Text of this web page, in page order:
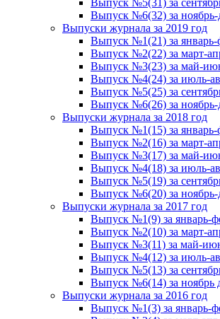
Выпуск №6(32) за ноябрь-
Выпуски журнала за 2019 год
Выпуск №1(21) за январь-
Выпуск №2(22) за март-
Выпуск №3(23) за май-
Выпуск №4(24) за июль-
Выпуск №5(25) за
Выпуск №6(26) за ноябрь-
Выпуски журнала за 2018 год
Выпуск №1(15) за январь-
Выпуск №2(16) за март-
Выпуск №3(17) за май-
Выпуск №4(18) за июль-
Выпуск №5(19) за
Выпуск №6(20) за ноябрь-
Выпуски журнала за 2017 год
Выпуск №1(9) за январь-
Выпуск №2(10) за март-
Выпуск №3(11) за май-
Выпуск №4(12) за июль-
Выпуск №5(13) за
Выпуск №6(14) за ноябрь
Выпуски журнала за 2016 год
Выпуск №1(3) за январь-